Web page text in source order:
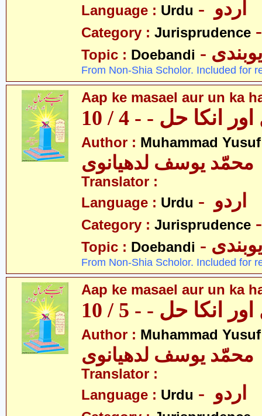
Language : Urdu
Category : Jurisprudence
Topic : Doebandi
From Non-Shia Scholor. Included for
Aap ke masael aur un ka
انکا حل - - 4 / 10
Author : Muhammad
محمّد یوسف لدھیانوی
Translator :
Language : Urdu
Category : Jurisprudence
Topic : Doebandi
From Non-Shia Scholor. Included for
Aap ke masael aur un ka
انکا حل - - 5 / 10
Author : Muhammad
محمّد یوسف لدھیانوی
Translator :
Language : Urdu